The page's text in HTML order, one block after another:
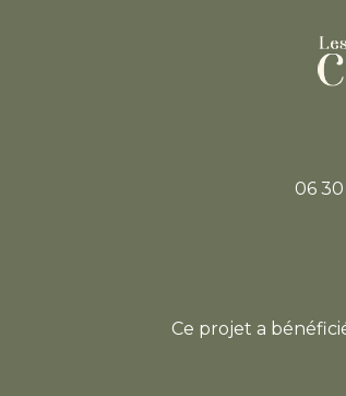
06
Ce projet a